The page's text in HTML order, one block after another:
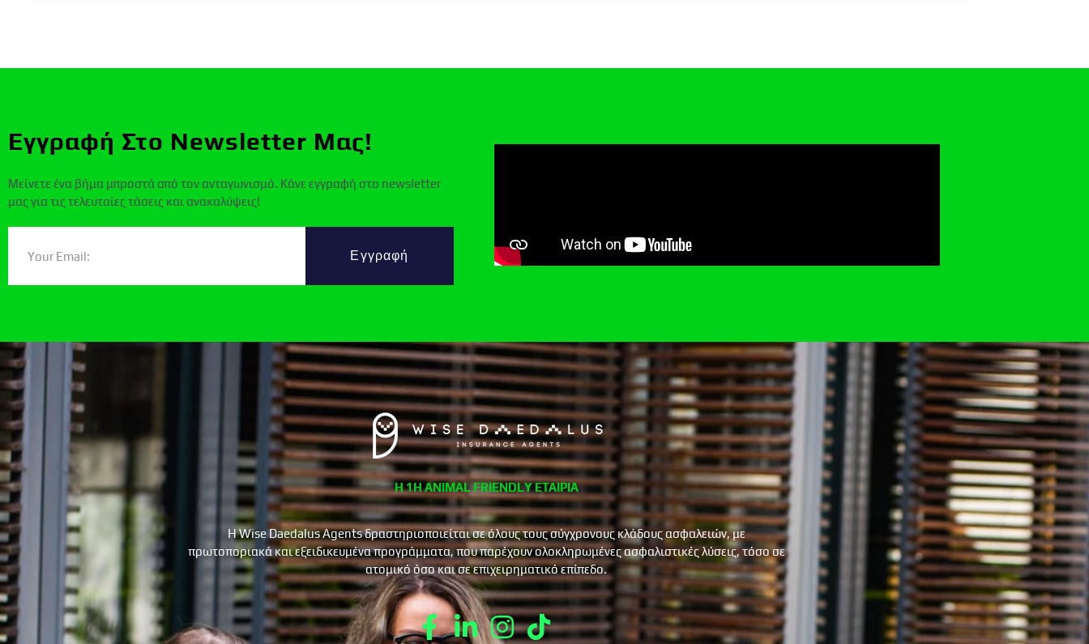
Εγγραφή Στο Newsletter Μας!
Μείνετε ένα βήμα μπροστά από τον ανταγωνισμό. Κάνε εγγραφή στο newsletter
μας για τις τελευταίες τάσεις και ανακαλύψεις!
Εγγραφή
Η 1Η ANIMAL FRIENDLY ΕΤΑΙΡΙΑ
Η Wise Daedalus Agents δραστηριοποιείται σε όλους τους σύγχρονους κλάδους ασφαλειών, με
πρωτοποριακά και εξειδικευμένα προγράμματα, που παρέχουν ολοκληρωμένες ασφαλιστικές λύσεις, τόσο σε
ατομικό όσο και σε επιχειρηματικό επίπεδο.